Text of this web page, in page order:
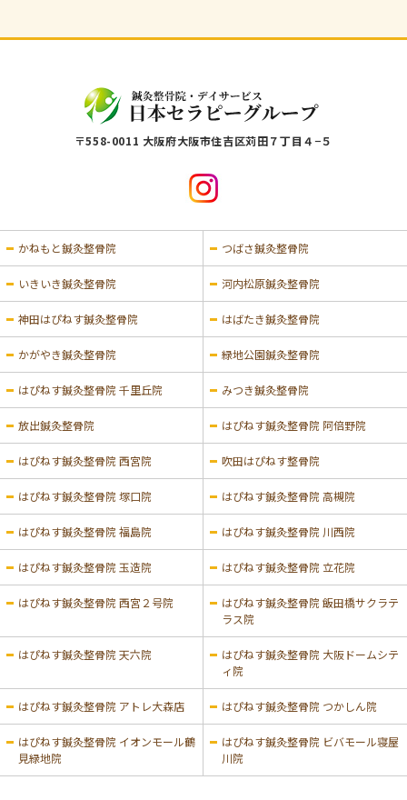
〒558-0011 大阪府大阪市住吉区苅田７丁目４−５
かねもと鍼灸整骨院 つばさ鍼灸整骨院
いきいき鍼灸整骨院 河内松原鍼灸整骨院
神田はぴねす鍼灸整骨院 はばたき鍼灸整骨院
かがやき鍼灸整骨院 緑地公園鍼灸整骨院
はぴねす鍼灸整骨院 千里丘院 みつき鍼灸整骨院
放出鍼灸整骨院 はぴねす鍼灸整骨院 阿倍野院
はぴねす鍼灸整骨院 西宮院 吹田はぴねす整骨院
はぴねす鍼灸整骨院 塚口院 はぴねす鍼灸整骨院 高槻院
はぴねす鍼灸整骨院 福島院 はぴねす鍼灸整骨院 川西院
はぴねす鍼灸整骨院 玉造院 はぴねす鍼灸整骨院 立花院
はぴねす鍼灸整骨院 西宮２号院
はぴねす鍼灸整骨院 飯田橋サクラテ
ラス院
はぴねす鍼灸整骨院 天六院
はぴねす鍼灸整骨院 大阪ドームシテ
ィ院
はぴねす鍼灸整骨院 アトレ大森店 はぴねす鍼灸整骨院 つかしん院
はぴねす鍼灸整骨院 イオンモール鶴
見緑地院
はぴねす鍼灸整骨院 ビバモール寝屋
川院